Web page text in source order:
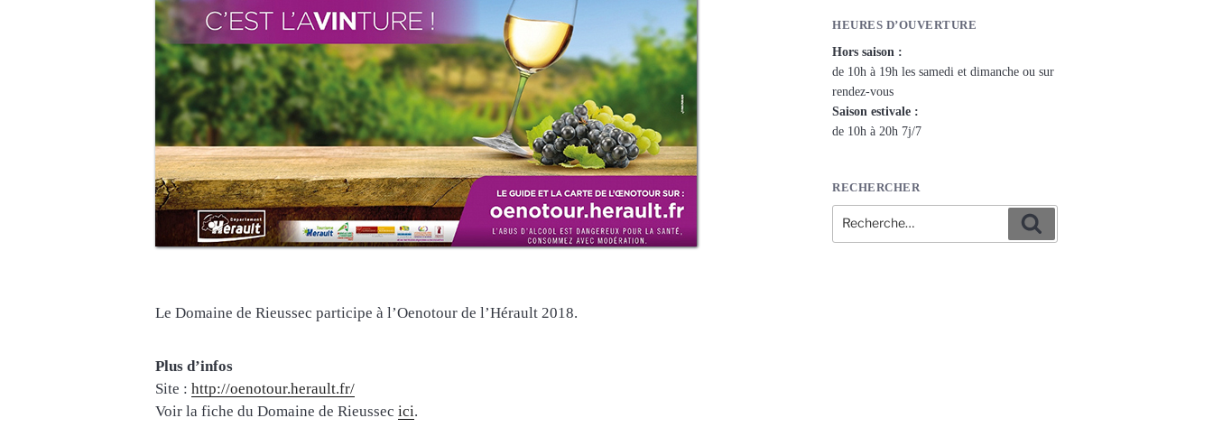
Le Domaine de Rieussec participe à l’Oenotour de l’Hérault 2018.
Plus d’infos
Site : http://oenotour.herault.fr/
Voir la fiche du Domaine de Rieussec ici.
HEURES D’OUVERTURE
Hors saison :
de 10h à 19h les samedi et dimanche ou sur
rendez-vous
Saison estivale :
de 10h à 20h 7j/7
RECHERCHER